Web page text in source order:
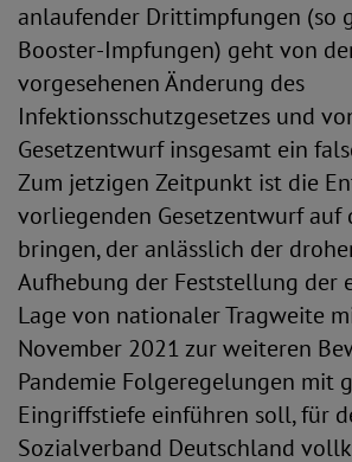
anlaufender Drittimpfungen (so
Booster-Impfungen) geht von
vorgesehenen Änderung des
Infektionsschutzgesetzes und
Gesetzentwurf insgesamt ein
Zum jetzigen Zeitpunkt ist die
vorliegenden Gesetzentwurf auf
bringen, der anlässlich der
Aufhebung der Feststellung der
Lage von nationaler Tragweite
November 2021 zur weiteren
Pandemie Folgeregelungen mit
Eingriffstiefe einführen soll, für
Sozialverband Deutschland